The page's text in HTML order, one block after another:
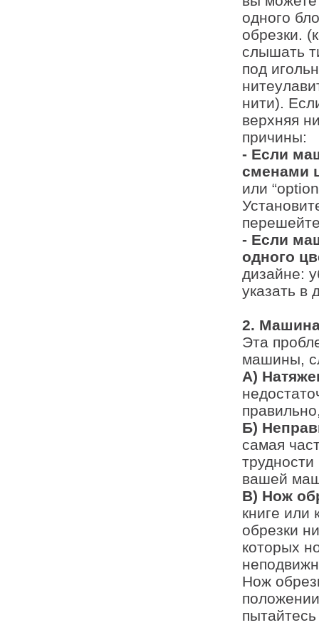
одного
обрезки.
слышать
под
нити).
верхняя
причины:
- Если
сменами
или
- Если
одного
дизайне:
указать в
2. Машина
Эта
машины,
А)
Б)
самая
вашей
В) Нож
книге или
обрезки
которых
Нож